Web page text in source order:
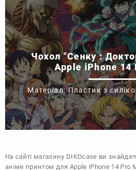
Чохол "Сенку :
Apple iPhone 14
Матеріал: Пластик з
На сайті магазину DIKOcase ви
аніме принтом для Apple iPhone 14 Pro